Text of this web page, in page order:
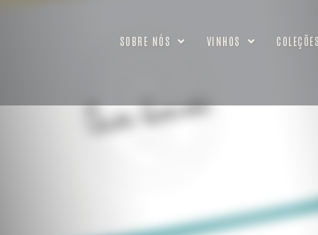
SOBRE NÓS VINHOS